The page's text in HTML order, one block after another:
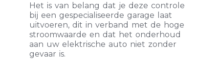
Het is van belang dat je deze controle
bij een gespecialiseerde garage laat
uitvoeren, dit in verband met de hoge
stroomwaarde en dat het onderhoud
aan uw elektrische auto niet zonder
gevaar is.